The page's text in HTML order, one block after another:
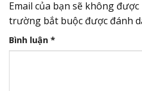
Email của bạn sẽ không
trường bắt buộc được đánh
Bình luận *